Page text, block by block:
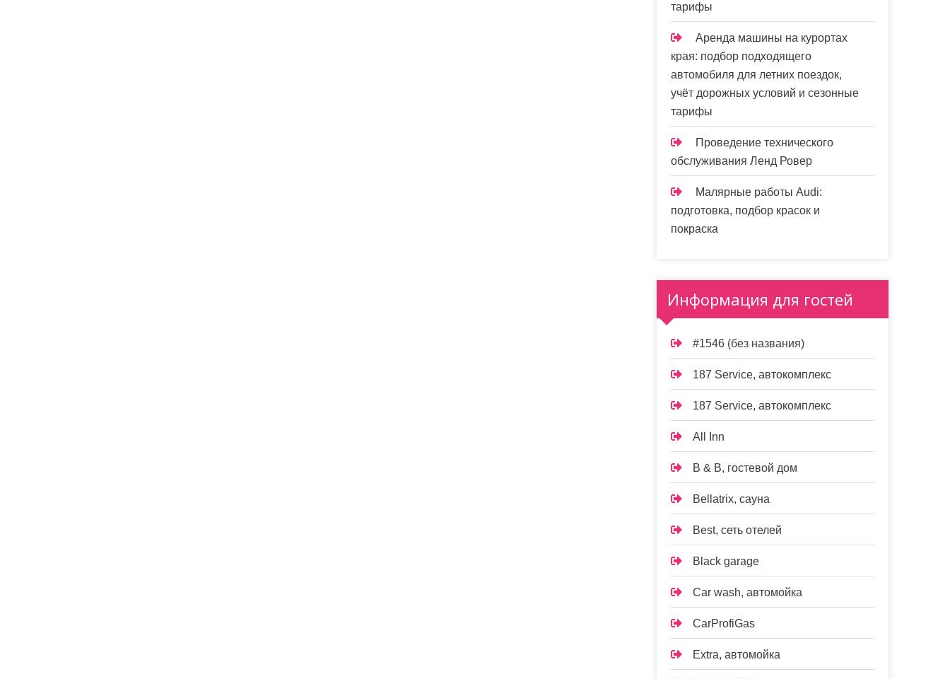
тарифы
Аренда машины на курортах
края: подбор подходящего
автомобиля для летних поездок,
учёт дорожных условий и сезонные
тарифы
Проведение технического
обслуживания Ленд Ровер
Малярные работы Audi:
подготовка, подбор красок и
покраска
Информация для гостей
#1546 (без названия)
187 Service, автокомплекс
187 Service, автокомплекс
All Inn
B & B, гостевой дом
Bellatrix, сауна
Best, сеть отелей
Black garage
Car wash, автомойка
CarProfiGas
Extra, автомойка